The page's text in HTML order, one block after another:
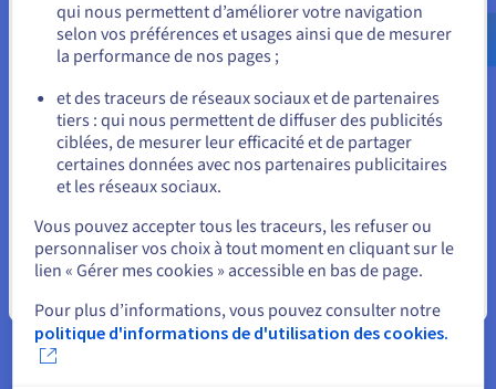
bases de données pour vos visiteurs une fois les
modifications DNS mises en œuvre.
Changer de DNS
Migrer le nom de domaine est la dernière étape cruciale pour
(Domain Name System) agit comme un annuaire, en
traduisant votre nom de domaine (ex. « www.votresite.com »)
en adresse IP de votre serveur. Actuellement, vos
d'hébergement. Pour terminer la migration, vous devez
mettre à jour ces enregistrements afin de pointer vers votre
nouveau serveur.
us.ovhcloud.com/
Anglais USD - $
ou
Rester sur le site actuel
Sélectionner un autre site web
qui nous permettent d’améliorer votre navigation
selon vos préférences et usages ainsi que de mesurer
la performance de nos pages ;
et des traceurs de réseaux sociaux et de partenaires
tiers : qui nous permettent de diffuser des publicités
ciblées, de mesurer leur efficacité et de partager
certaines données avec nos partenaires publicitaires
et les réseaux sociaux.
Vous pouvez accepter tous les traceurs, les refuser ou
personnaliser vos choix à tout moment en cliquant sur le
lien « Gérer mes cookies » accessible en bas de page.
Pour plus d’informations, vous pouvez consulter notre
politique d'informations de d'utilisation des cookies.